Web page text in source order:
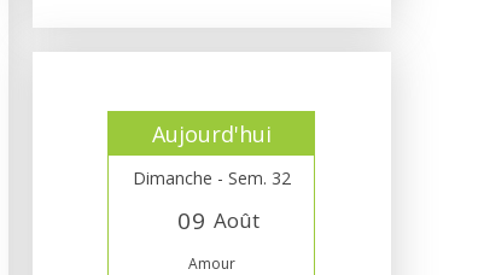
Aujourd'hui
Dimanche - Sem. 32
09 Août
Amour